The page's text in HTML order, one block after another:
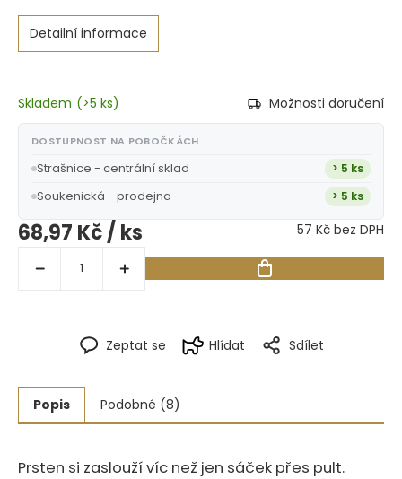
Detailní informace
Zeptat se Hlídat Sdílet
Skladem (>5 ks) Možnosti doručení
DOSTUPNOST NA POBOČKÁCH
Strašnice - centrální sklad > 5 ks
Soukenická - prodejna > 5 ks
68,97 Kč/ ks 57 Kč bez DPH
Popis Podobné (8)
Prsten si zaslouží víc než jen sáček přes pult.